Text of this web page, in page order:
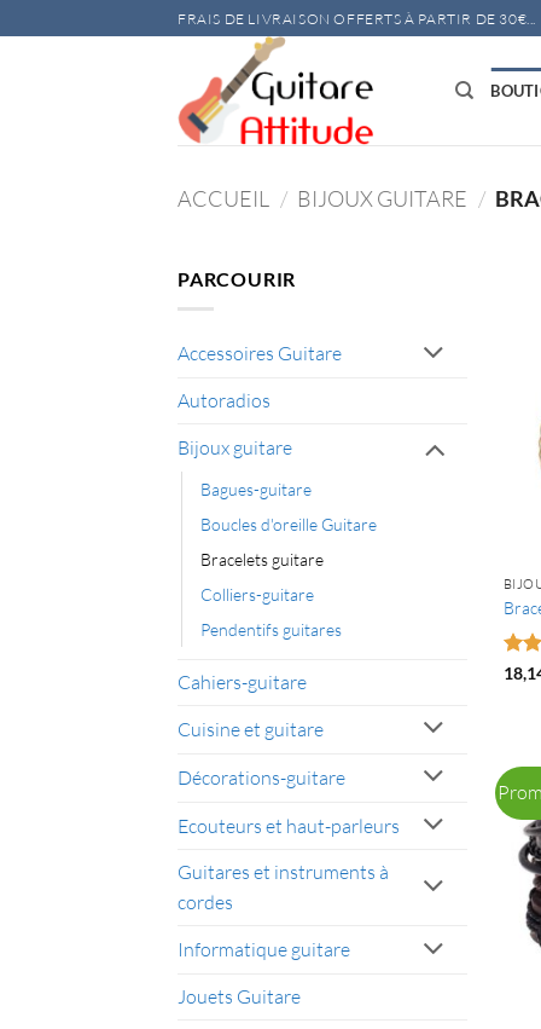
au
FRAIS DE LIVRAISON OFFERTS À PARTIR DE 30€...
ACCUEIL / BIJOUX GUITARE /
PARCOURIR
Accessoires Guitare
Autoradios
Bijoux guitare
Bagues-guitare
Boucles d'oreille Guitare
Bracelets guitare
Colliers-guitare
Pendentifs guitares
Cahiers-guitare
Cuisine et guitare
Décorations-guitare
Ecouteurs et haut-parleurs
Guitares et instruments à
cordes
Informatique guitare
Jouets Guitare